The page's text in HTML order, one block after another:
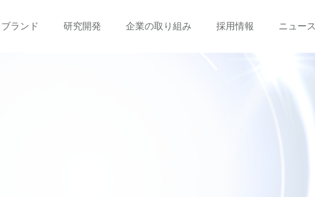
ブランド 研究開発 企業の取り組み 採用情報 ニュース